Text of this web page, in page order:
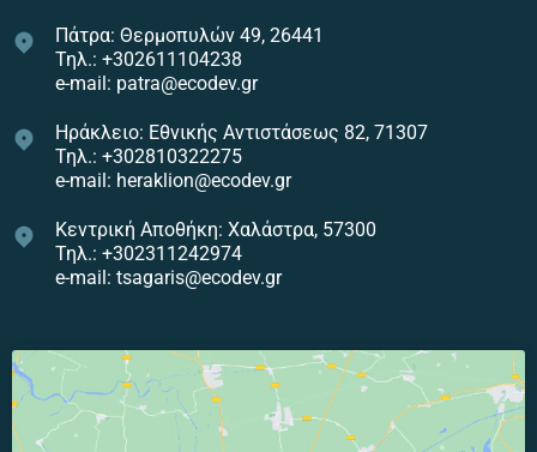
Πάτρα: Θερμοπυλών 49, 26441
Τηλ.: +302611104238
e-mail: patra@ecodev.gr
Ηράκλειο: Εθνικής Αντιστάσεως 82, 71307
Τηλ.: +302810322275
e-mail: heraklion@ecodev.gr
Κεντρική Αποθήκη: Χαλάστρα, 57300
Τηλ.: +302311242974
e-mail: tsagaris@ecodev.gr